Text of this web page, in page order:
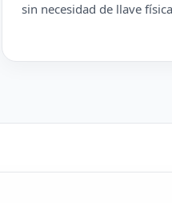
sin necesidad de llave